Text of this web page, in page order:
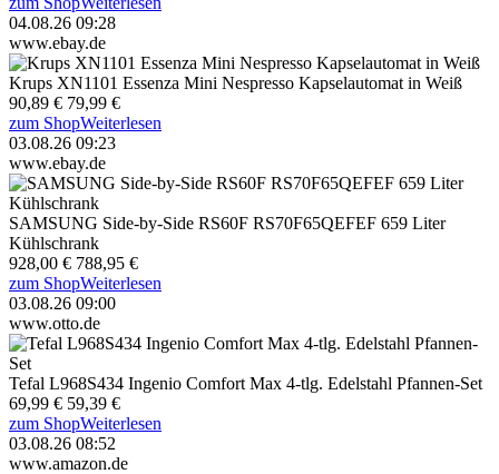
04.08.26 09:28
www.ebay.de
Krups XN1101 Essenza Mini Nespresso Kapselautomat in Weiß
90,89 € 79,99 €
zum ShopWeiterlesen
03.08.26 09:23
www.ebay.de
SAMSUNG Side-by-Side RS60F RS70F65QEFEF 659 Liter
Kühlschrank
928,00 € 788,95 €
zum ShopWeiterlesen
03.08.26 09:00
www.otto.de
Tefal L968S434 Ingenio Comfort Max 4-tlg. Edelstahl Pfannen-Set
69,99 € 59,39 €
zum ShopWeiterlesen
03.08.26 08:52
www.amazon.de